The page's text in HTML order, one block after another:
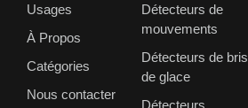
Usages
À Propos
Catégories
Nous contacter
Détecteurs de
mouvements
Détecteurs de bris
de glace